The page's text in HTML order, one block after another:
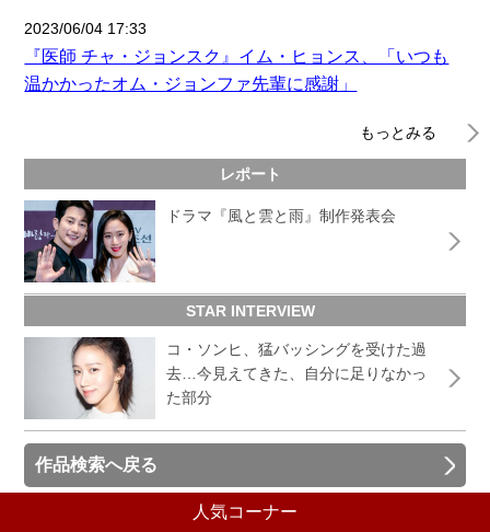
2023/06/04 17:33
『医師 チャ・ジョンスク』イム・ヒョンス、「いつも
温かかったオム・ジョンファ先輩に感謝」
もっとみる
レポート
ドラマ『風と雲と雨』制作発表会
STAR INTERVIEW
コ・ソンヒ、猛バッシングを受けた過
去…今見えてきた、自分に足りなかっ
た部分
作品検索へ戻る
人気コーナー